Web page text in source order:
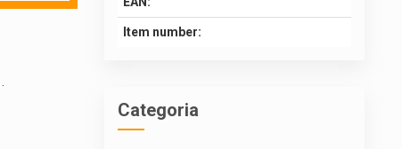
Item number:
Categoria